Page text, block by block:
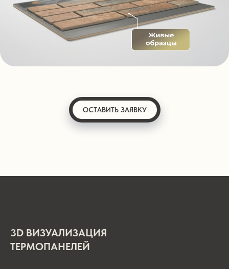
ОСТАВИТЬ ЗАЯВКУ
3D ВИЗУАЛИЗАЦИЯ
ТЕРМОПАНЕЛЕЙ